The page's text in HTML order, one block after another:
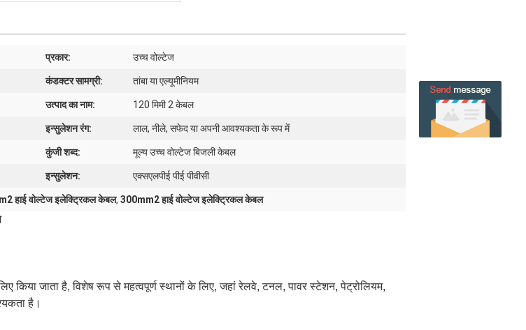
प्रकार: उच्च वोल्टेज
कंडक्टर सामग्री: तांबा या एल्यूमीनियम
उत्पाद का नाम: 120 मिमी 2 केबल
इन्सुलेशन रंग: लाल, नीले, सफेद या अपनी आवश्यकता के रूप में
कुंजी शब्द: मूल्य उच्च वोल्टेज बिजली केबल
इन्सुलेशन: एक्सएलपीई पीई पीवीसी
हाई वोल्टेज इलेक्ट्रिकल केबल, 300mm2 हाई वोल्टेज इलेक्ट्रिकल केबल
किया जाता है, विशेष रूप से महत्वपूर्ण स्थानों के लिए, जहां रेलवे, टनल, पावर स्टेशन, पेट्रोलियम,
है।